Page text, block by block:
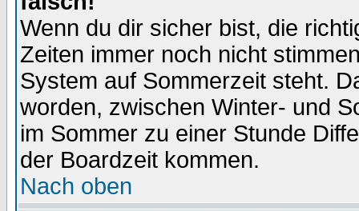
Wenn du dir sicher bist, die
Zeiten immer noch nicht
System auf Sommerzeit steht.
worden, zwischen Winter- und
im Sommer zu einer Stunde
der Boardzeit kommen.
Nach oben